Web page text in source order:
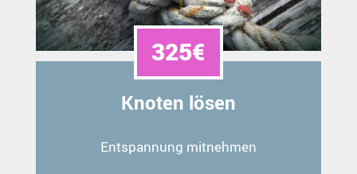
325€
Knoten lösen
Entspannung mitnehmen